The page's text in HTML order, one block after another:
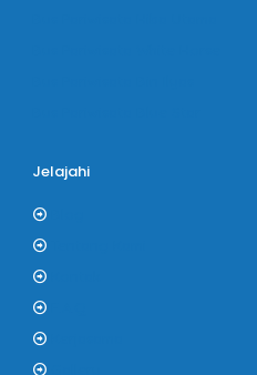
Jelajahi